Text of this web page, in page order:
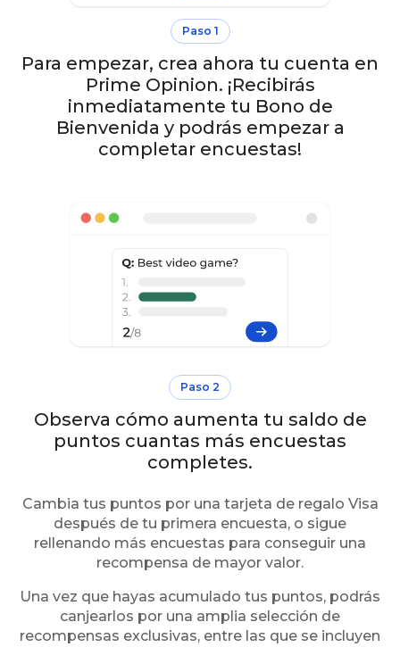
Paso 1
Para empezar, crea ahora tu cuenta en
Prime Opinion. ¡Recibirás
inmediatamente tu Bono de
Bienvenida y podrás empezar a
completar encuestas!
Paso 2
Observa cómo aumenta tu saldo de
puntos cuantas más encuestas
completes.
Cambia tus puntos por una tarjeta de regalo Visa
después de tu primera encuesta, o sigue
rellenando más encuestas para conseguir una
recompensa de mayor valor.
Una vez que hayas acumulado tus puntos, podrás
canjearlos por una amplia selección de
recompensas exclusivas, entre las que se incluyen